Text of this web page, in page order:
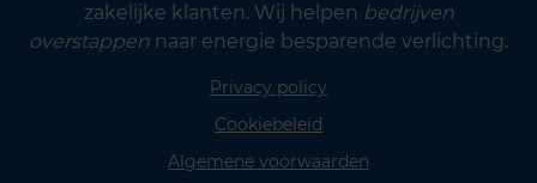
zakelijke klanten. Wij helpen bedrijven
overstappen naar energie besparende verlichting.
Privacy policy
Cookiebeleid
Algemene voorwaarden